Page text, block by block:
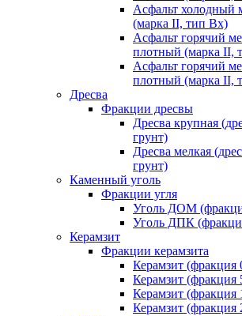
Асфальт холодный
(марка II, тип Вх)
Асфальт горячий
плотный (марка II,
Асфальт горячий
плотный (марка II,
Дресва
Фракции дресвы
Дресва крупная
грунт)
Дресва мелкая
грунт)
Каменный уголь
Фракции угля
Уголь ДОМ
Уголь ДПК
Керамзит
Фракции керамзита
Керамзит (фракция
Керамзит (фракция
Керамзит (фракция
Керамзит (фракция